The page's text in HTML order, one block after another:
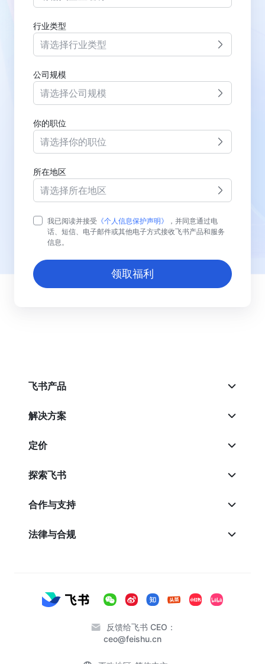
行业类型
请选择行业类型
公司规模
请选择公司规模
你的职位
请选择你的职位
所在地区
请选择所在地区
我已阅读并接受 《个人信息保护声明》
，并同意通过电
话、短信、电子邮件或其他电子方式接收飞书产品和服务
信息。
领取福利
飞书产品
解决方案
定价
探索飞书
合作与支持
法律与合规
反馈给飞书 CEO：
ceo@feishu.cn